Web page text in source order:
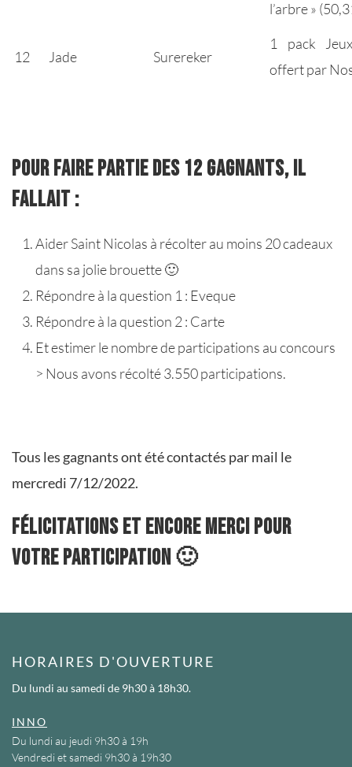
l’arbre »
12 Jade Surereker
1 pack
offert par
POUR FAIRE PARTIE DES 12 GAGNANTS, IL
FALLAIT :
Aider Saint Nicolas à récolter au moins 20 cadeaux
dans sa jolie brouette 🙂
Répondre à la question 1 : Eveque
Répondre à la question 2 : Carte
Et estimer le nombre de participations au concours
> Nous avons récolté 3.550 participations.
Tous les gagnants ont été contactés par mail le
mercredi 7/12/2022.
Félicitations et encore merci pour
votre participation 🙂
HORAIRES D'OUVERTURE
Du lundi au samedi de 9h30 à 18h30.
INNO
Du lundi au jeudi 9h30 à 19h
Vendredi et samedi 9h30 à 19h30